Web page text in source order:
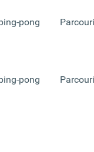
pong
pong